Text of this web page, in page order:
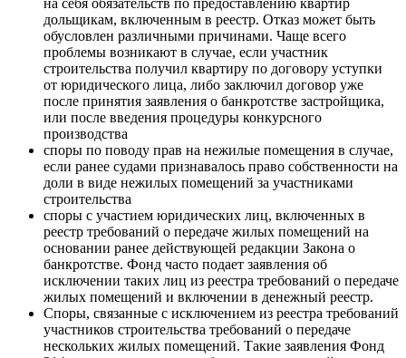
дольщикам, включенным в реестр. Отказ может быть
обусловлен различными причинами. Чаще всего
проблемы возникают в случае, если участник
строительства получил квартиру по договору уступки
от юридического лица, либо заключил договор уже
после принятия заявления о банкротстве застройщика,
или после введения процедуры конкурсного
производства
споры по поводу прав на нежилые помещения в случае,
если ранее судами признавалось право собственности на
доли в виде нежилых помещений за участниками
строительства
споры с участием юридических лиц, включенных в
реестр требований о передаче жилых помещений на
основании ранее действующей редакции Закона о
банкротстве. Фонд часто подает заявления об
исключении таких лиц из реестра требований о передаче
жилых помещений и включении в денежный реестр.
Споры, связанные с исключением из реестра требований
участников строительства требований о передаче
нескольких жилых помещений. Такие заявления Фонд